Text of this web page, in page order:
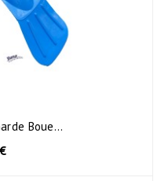
Boue...